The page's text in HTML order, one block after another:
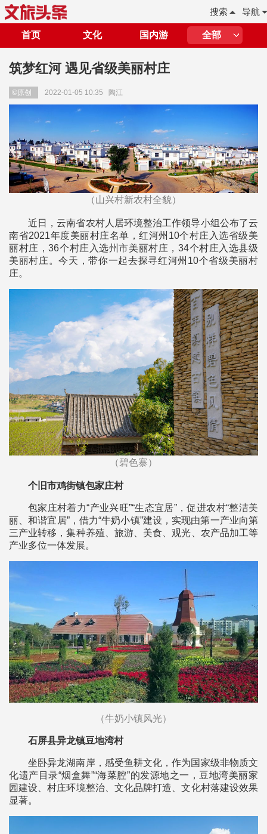
导航
搜索
首页 文化 国内游 全部
筑梦红河 遇见省级美丽村庄
©原创 2022-01-05 10:35 陶江
（山兴村新农村全貌）
近日，云南省农村人居环境整治工作领导小组公布了云
南省2021年度美丽村庄名单，红河州10个村庄入选省级美
丽村庄，36个村庄入选州市美丽村庄，34个村庄入选县级
美丽村庄。今天，带你一起去探寻红河州10个省级美丽村
庄。
（碧色寨）
个旧市鸡街镇包家庄村
包家庄村着力“产业兴旺”“生态宜居”，促进农村“整洁美
丽、和谐宜居”，借力“牛奶小镇”建设，实现由第一产业向第
三产业转移，集种养殖、旅游、美食、观光、农产品加工等
产业多位一体发展。
（牛奶小镇风光）
石屏县异龙镇豆地湾村
坐卧异龙湖南岸，感受鱼耕文化，作为国家级非物质文
化遗产目录“烟盒舞”“海菜腔”的发源地之一，豆地湾美丽家
园建设、村庄环境整治、文化品牌打造、文化村落建设效果
显著。